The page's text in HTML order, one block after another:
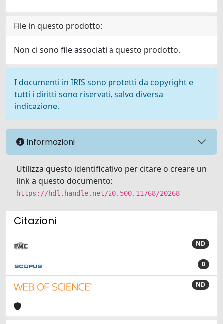
File in questo prodotto:
Non ci sono file associati a questo prodotto.
I documenti in IRIS sono protetti da copyright e
tutti i diritti sono riservati, salvo diversa
indicazione.
Informazioni
Utilizza questo identificativo per citare o creare un
link a questo documento:
https://hdl.handle.net/20.500.11768/20268
Citazioni
ND
0
ND